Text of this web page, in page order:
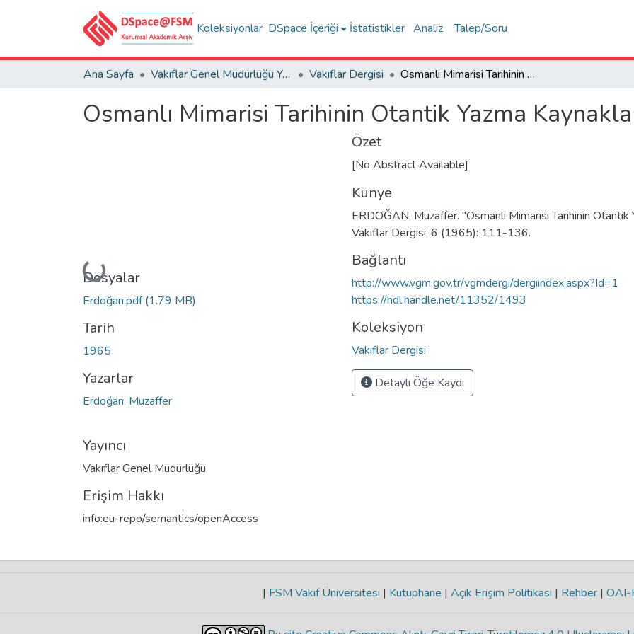
Koleksiyonlar DSpace İçeriği İstatistikler Analiz Talep/Soru
Ana Sayfa Vakıflar Genel Müdürlüğü Yayınları Vakıflar Dergisi Osmanlı Mimarisi Tarihinin Otantik Yazma Kaynakları
Osmanlı Mimarisi Tarihinin Otantik Yazma
Yükleniyor...
Dosyalar
Erdoğan.pdf(1.79 MB)
Tarih
1965
Yazarlar
Erdoğan, Muzaffer
Yayıncı
Vakıflar Genel Müdürlüğü
Erişim Hakkı
info:eu-repo/semantics/openAccess
Özet
[No Abstract Available]
Künye
ERDOĞAN, Muzaffer. "Osmanlı Mimarisi Tarihinin Otantik
Vakıflar Dergisi, 6 (1965): 111-136.
Bağlantı
http://www.vgm.gov.tr/vgmdergi/dergiindex.aspx?Id=1
https://hdl.handle.net/11352/1493
Koleksiyon
Vakıflar Dergisi
Detaylı Öğe Kaydı
| FSM Vakıf Üniversitesi | Kütüphane | Açık Erişim Politikası | Rehber | OAI-